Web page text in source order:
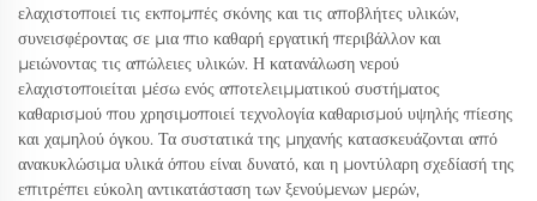
ελαχιστοποιεί τις εκπομπές σκόνης και τις αποβλήτες υλικών,
συνεισφέροντας σε μια πιο καθαρή εργατική περιβάλλον και
μειώνοντας τις απώλειες υλικών. Η κατανάλωση νερού
ελαχιστοποιείται μέσω ενός αποτελειμματικού συστήματος
καθαρισμού που χρησιμοποιεί τεχνολογία καθαρισμού υψηλής πίεσης
και χαμηλού όγκου. Τα συστατικά της μηχανής κατασκευάζονται από
ανακυκλώσιμα υλικά όπου είναι δυνατό, και η μοντύλαρη σχεδίασή της
επιτρέπει εύκολη αντικατάσταση των ξενούμενων μερών,